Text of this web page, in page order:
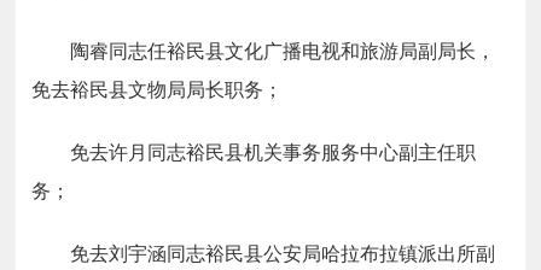
陶睿同志任裕民县文化广播电视和旅游局副局长，
免去裕民县文物局局长职务；
免去许月同志裕民县机关事务服务中心副主任职
务；
免去刘宇涵同志裕民县公安局哈拉布拉镇派出所副